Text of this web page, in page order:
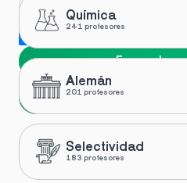
Encuentra
Química
241 profesores
Alemán
201 profesores
Selectividad
183 profesores